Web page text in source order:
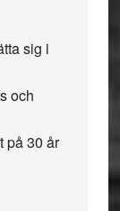
sig i
och
på 30 år